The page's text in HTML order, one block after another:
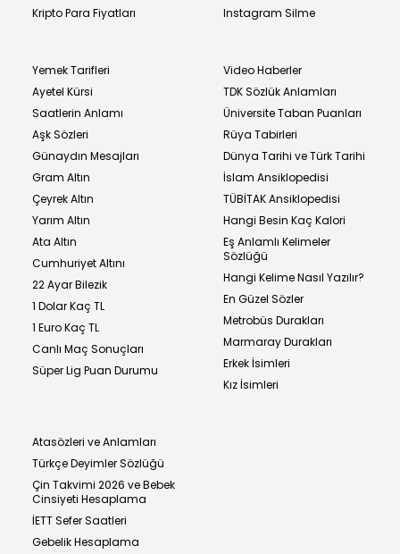
Kripto Para Fiyatları
Instagram Silme
Yemek Tarifleri
Ayetel Kürsi
Saatlerin Anlamı
Aşk Sözleri
Günaydın Mesajları
Gram Altın
Çeyrek Altın
Yarım Altın
Ata Altın
Cumhuriyet Altını
22 Ayar Bilezik
1 Dolar Kaç TL
1 Euro Kaç TL
Canlı Maç Sonuçları
Süper Lig Puan Durumu
Video Haberler
TDK Sözlük Anlamları
Üniversite Taban Puanları
Rüya Tabirleri
Dünya Tarihi ve Türk Tarihi
İslam Ansiklopedisi
TÜBİTAK Ansiklopedisi
Hangi Besin Kaç Kalori
Eş Anlamlı Kelimeler
Sözlüğü
Hangi Kelime Nasıl Yazılır?
En Güzel Sözler
Metrobüs Durakları
Marmaray Durakları
Erkek İsimleri
Kız İsimleri
Atasözleri ve Anlamları
Türkçe Deyimler Sözlüğü
Çin Takvimi 2026 ve Bebek
Cinsiyeti Hesaplama
İETT Sefer Saatleri
Gebelik Hesaplama